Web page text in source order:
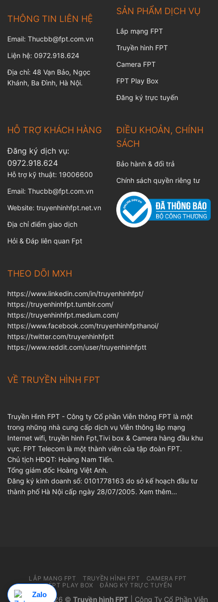
THÔNG TIN LIÊN HỆ
Email: Thucbb@fpt.com.vn
Liện hệ: 0972.918.624
Địa chỉ: 48 Vạn Bảo, Ngọc
Khánh, Ba Đình, Hà Nội.
SẢN PHẨM DỊCH VỤ
Lắp mạng FPT
Truyền hình FPT
Camera FPT
FPT Play Box
Đăng ký trực tuyến
HỖ TRỢ KHÁCH HÀNG
Đăng ký dịch vụ:
0972.918.624
Hỗ trợ kỹ thuật: 19006600
Email: Thucbb@fpt.com.vn
Website: truyenhinhfpt.net.vn
Địa chỉ điểm giao dịch
Hỏi & Đáp liên quan Fpt
ĐIỀU KHOẢN, CHÍNH
SÁCH
Bảo hành & đổi trả
Chính sách quyền riêng tư
THEO DÕI MXH
https://www.linkedin.com/in/truyenhinhfpt/
https://truyenhinhfpt.tumblr.com/
https://truyenhinhfpt.medium.com/
https://www.facebook.com/truyenhinhfpthanoi/
https://twitter.com/truyenhinhfptt
https://www.reddit.com/user/truyenhinhfptt
VỀ TRUYỀN HÌNH FPT
Truyền Hình FPT - Công ty Cổ phần Viễn thông FPT là một
trong những nhà cung cấp dịch vụ Viễn thông lắp mạng
Internet wifi, truyền hình Fpt,Tivi box & Camera hàng đầu khu
vực. FPT Telecom là một thành viên của tập đoàn FPT.
Chủ tịch HĐQT: Hoàng Nam Tiến.
Tổng giám đốc Hoàng Việt Anh.
Đăng ký kinh doanh số: 0101778163 do sở kế hoạch đầu tư
thành phố Hà Nội cấp ngày 28/07/2005. Xem thêm...
LẮP MẠNG FPT TRUYỀN HÌNH FPT
CAMERA FPT
FPT PLAY BOX
ĐĂNG KÝ TRỰC TUYẾN
Copyright 2026 © Truyền hình FPT | Công Ty Cổ Phần Viễn
Zalo